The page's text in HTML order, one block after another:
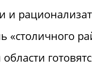
и
«столичного